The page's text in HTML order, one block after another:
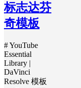
标志达芬
奇模板
# YouTube
Essential
Library |
DaVinci
Resolve 模板